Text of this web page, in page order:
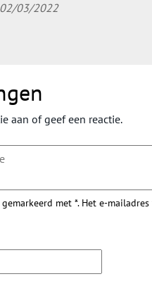
03/2022
aan of geef een reactie.
met *. Het e-